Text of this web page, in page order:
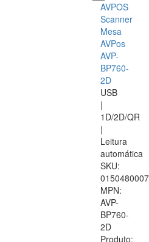
AVPOS
Scanner
Mesa
AVPos
AVP-
BP760-
2D
USB
|
1D/2D/QR
|
Leitura
automática
SKU:
0150480007
MPN:
AVP-
BP760-
2D
Produto: